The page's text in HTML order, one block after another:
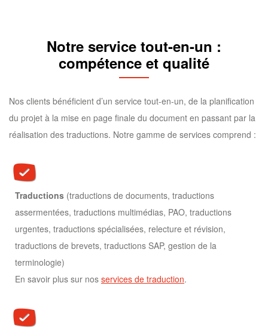
Notre service tout-en-un :
compétence et qualité
Nos clients bénéficient d’un service tout-en-un, de la planification
du projet à la mise en page finale du document en passant par la
réalisation des traductions. Notre gamme de services comprend :
Traductions (traductions de documents, traductions
assermentées, traductions multimédias, PAO, traductions
urgentes, traductions spécialisées, relecture et révision,
traductions de brevets, traductions SAP, gestion de la
terminologie)
En savoir plus sur nos services de traduction.